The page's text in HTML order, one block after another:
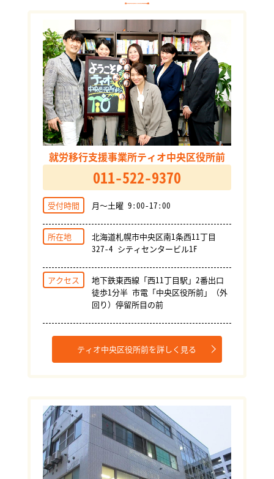
就労移行支援事業所ティオ中央区役所前
011-522-9370
受付時間 月～土曜 9:00-17:00
所在地
北海道札幌市中央区南1条西11丁目
327-4 シティセンタービル1F
アクセス
地下鉄東西線「西11丁目駅」2番出口
徒歩1分半 市電「中央区役所前」（外
回り）停留所目の前
ティオ中央区役所前を詳しく見る